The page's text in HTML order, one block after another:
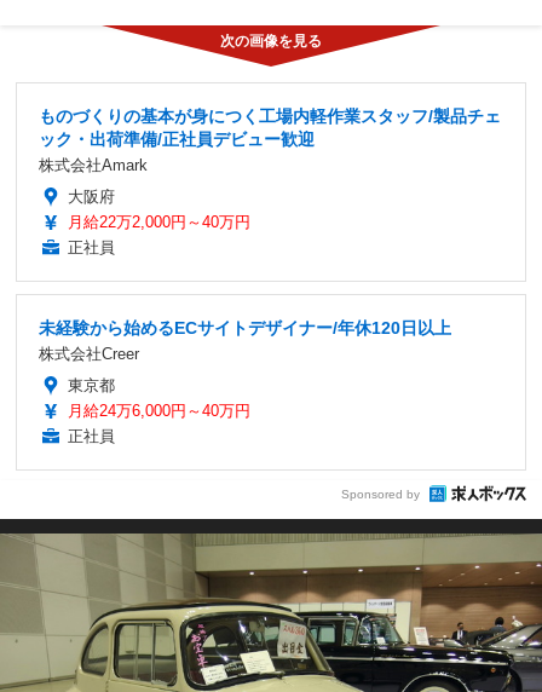
ものづくりの基本が身につく工場内軽作業スタッフ/製品チェ
ック・出荷準備/正社員デビュー歓迎
株式会社Amark
大阪府
月給22万2,000円～40万円
正社員
未経験から始めるECサイトデザイナー/年休120日以上
株式会社Creer
東京都
月給24万6,000円～40万円
正社員
Sponsored by